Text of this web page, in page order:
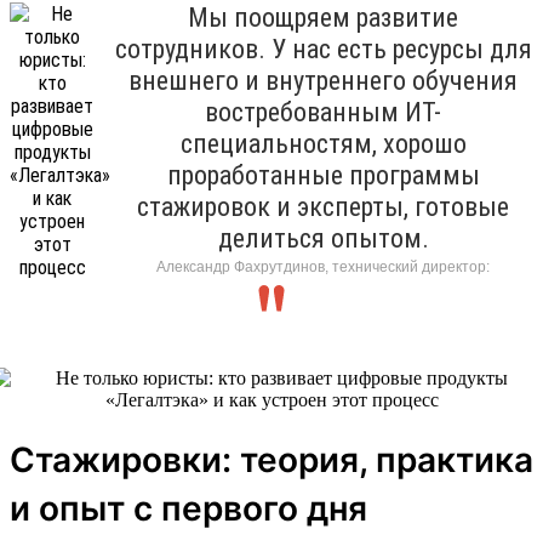
Мы поощряем развитие
сотрудников. У нас есть ресурсы для
внешнего и внутреннего обучения
востребованным ИТ-
специальностям, хорошо
проработанные программы
стажировок и эксперты, готовые
делиться опытом.
Александр Фахрутдинов, технический директор:
Стажировки: теория, практика
и опыт с первого дня